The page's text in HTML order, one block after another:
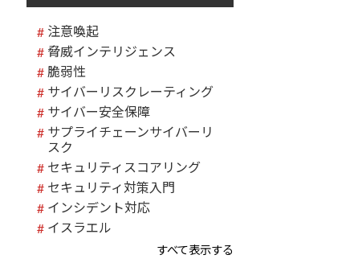
注意喚起
脅威インテリジェンス
脆弱性
サイバーリスクレーティング
サイバー安全保障
サプライチェーンサイバーリ
スク
セキュリティスコアリング
セキュリティ対策入門
インシデント対応
イスラエル
すべて表示する